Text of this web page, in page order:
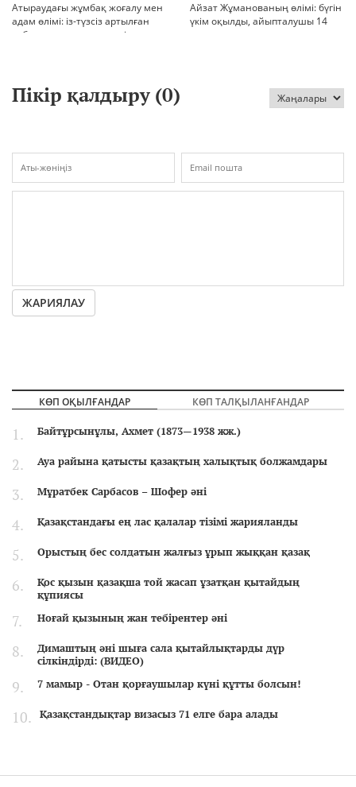
Атыраудағы жұмбақ жоғалу мен
адам өлімі: із-түзсіз артылған
отбасы, полиция тергеуі және
Айзат Жұманованың өлімі: бүгін
үкім оқылды, айыпталушы 14
Пікір қалдыру (0)
ЖАРИЯЛАУ
КӨП ОҚЫЛҒАНДАР КӨП ТАЛҚЫЛАНҒАНДАР
Байтұрсынұлы, Ахмет (1873—1938 жж.)
Ауа райына қатысты қазақтың халықтық болжамдары
Мұратбек Сарбасов – Шофер әні
Қазақстандағы ең лас қалалар тізімі жарияланды
Орыстың бес солдатын жалғыз ұрып жыққан қазақ
Қос қызын қазақша той жасап ұзатқан қытайдың
құпиясы
Ноғай қызының жан тебірентер әні
Димаштың әні шыға сала қытайлықтарды дүр
сілкіндірді: (ВИДЕО)
7 мамыр - Отан қорғаушылар күні құтты болсын!
Қазақстандықтар визасыз 71 елге бара алады